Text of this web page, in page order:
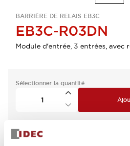
BARRIÈRE DE RELAIS EB3C
EB3C-R03DN
Module d'entrée, 3 entrées, avec
Sélectionner la quantité